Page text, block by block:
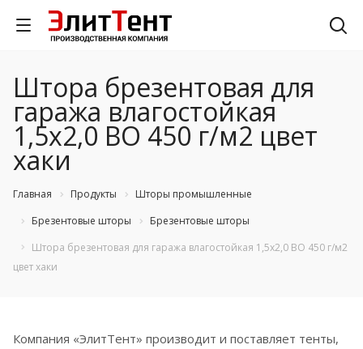
Штора брезентовая для
гаража влагостойкая
1,5х2,0 ВО 450 г/м2 цвет
хаки
Главная Продукты
Шторы промышленные
Брезентовые шторы
Брезентовые шторы
Штора брезентовая для гаража влагостойкая 1,5х2,0 ВО 450 г/м2
цвет хаки
Компания «ЭлитТент» производит и поставляет тенты,